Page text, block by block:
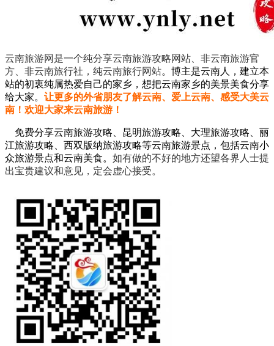
云南旅游网是一个纯分享云南旅游攻略网站、非云南旅游官
方、非云南旅行社，纯云南旅行网站。 博主是云南人，建立本
站的初衷纯属热爱自己的家乡，想把云南家乡的美景美食分享
给大家。 让更多的外省朋友了解云南、爱上云南、感受大美云
南！欢迎大家来云南旅游！
免费分享云南旅游攻略、昆明旅游攻略、大理旅游攻略、丽
江旅游攻略、西双版纳旅游攻略等云南旅游景点，包括云南小
众旅游景点和云南美食。 如有做的不好的地方还望各界人士提
出宝贵建议和意见，定会虚心接受。